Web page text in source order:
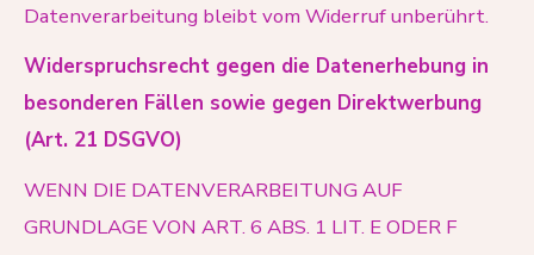
Datenverarbeitung bleibt vom Widerruf unberührt.
Widerspruchsrecht gegen die Datenerhebung in
besonderen Fällen sowie gegen Direktwerbung
(Art. 21 DSGVO)
WENN DIE DATENVERARBEITUNG AUF
GRUNDLAGE VON ART. 6 ABS. 1 LIT. E ODER F